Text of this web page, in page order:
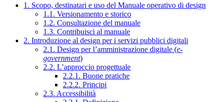
1. Scopo, destinatari e uso del Manuale operativo di design
1.1. Versionamento e storico
1.2. Consultazione del manuale
1.3. Contribuisci al manuale
2. Introduzione al design per i servizi pubblici digitali
2.1. Design per l’amministrazione digitale (e-
government)
2.2. L’approccio progettuale
2.2.1. Buone pratiche
2.2.2. Principi
2.3. Accessibilità